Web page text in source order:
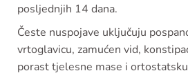
posljednjih 14 dana.
Česte nuspojave uključuju
vrtoglavicu, zamućen vid,
porast tjelesne mase i